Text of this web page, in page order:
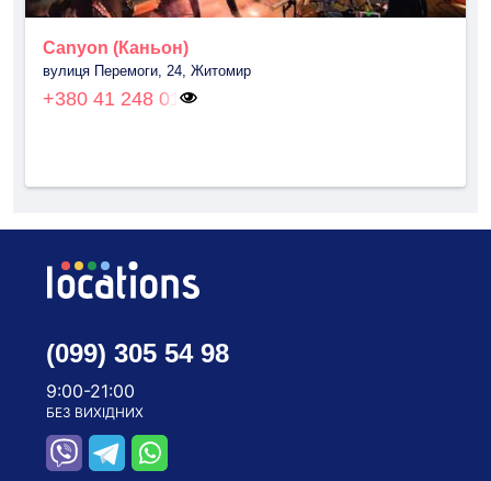
Canyon (Каньон)
вулиця Перемоги, 24, Житомир
+380 41 248 01
(099) 305 54 98
9:00-21:00
БЕЗ ВИХІДНИХ